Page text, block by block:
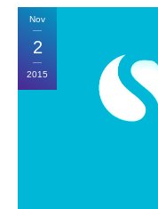
Nov
2
2015